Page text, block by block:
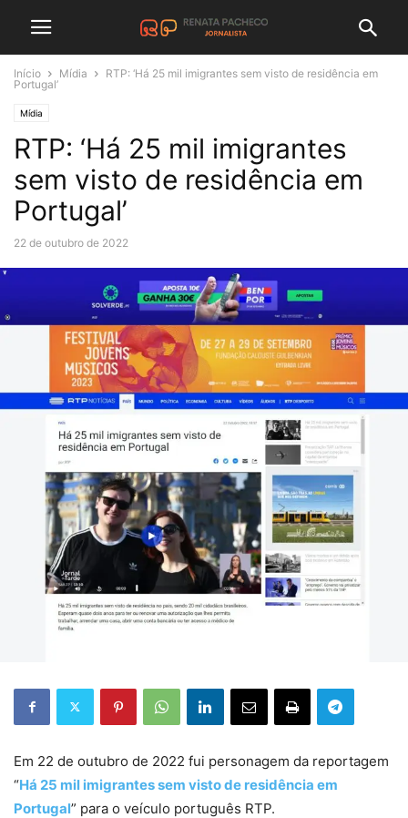
Início Mídia
RTP: ‘Há 25 mil imigrantes sem visto de residência em
Portugal’
Mídia
RTP: ‘Há 25 mil imigrantes
sem visto de residência em
Portugal’
22 de outubro de 2022
Em 22 de outubro de 2022 fui personagem da reportagem
“Há 25 mil imigrantes sem visto de residência em
Portugal” para o veículo português RTP.